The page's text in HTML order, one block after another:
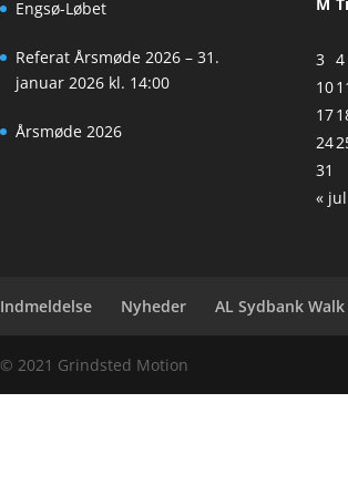
Engsø-Løbet
Referat Årsmøde 2026 – 31.
januar 2026 kl. 14:00
Årsmøde 2026
3 4
10
17
24
31
« jul
Indmeldelse Nyheder AL Sydbank
© 2021 Grindsted Motion